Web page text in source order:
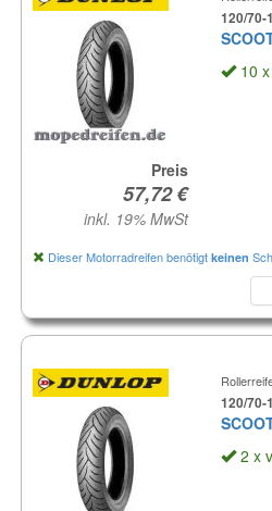
120/70-
10 x
Preis
inkl. 19% MwSt
Dieser Motorradreifen benötigt keinen
120/70-
2 x